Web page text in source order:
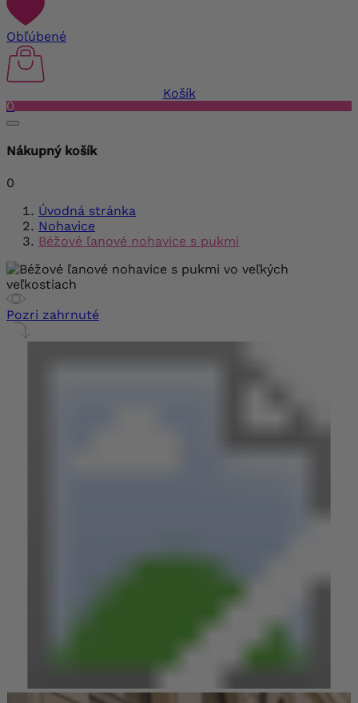
Obľúbené
Košík
0
Nákupný košík
0
Úvodná stránka
Nohavice
Béžové ľanové nohavice s pukmi
Pozri zahrnuté